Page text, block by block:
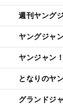
週刊ヤング
ヤングジャ
ヤンジャン！
となりのヤ
グランドジ